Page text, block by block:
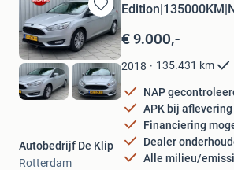
Bewaren
in
Mijn
Favorieten
€ 9.000,-
2018 135.431 km
NAP
APK bij aflevering
Financiering
Dealer
Alle milieu/
Autobedrijf De Klip
Rotterdam